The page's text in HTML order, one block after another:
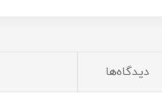
دیدگاه‌ها